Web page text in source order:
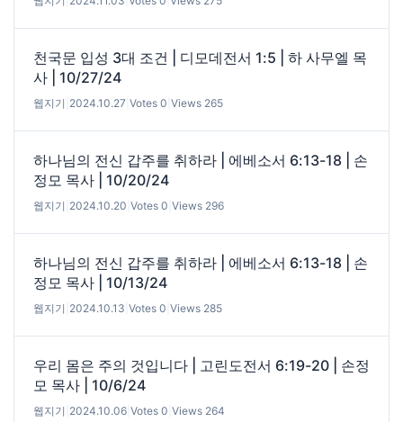
천국문 입성 3대 조건 | 디모데전서 1:5 | 하 사무엘 목
사 | 10/27/24
웹지기 2024.10.27 Votes 0 Views 265
하나님의 전신 갑주를 취하라 | 에베소서 6:13-18 | 손
정모 목사 | 10/20/24
웹지기 2024.10.20 Votes 0 Views 296
하나님의 전신 갑주를 취하라 | 에베소서 6:13-18 | 손
정모 목사 | 10/13/24
웹지기 2024.10.13 Votes 0 Views 285
우리 몸은 주의 것입니다 | 고린도전서 6:19-20 | 손정
모 목사 | 10/6/24
웹지기 2024.10.06 Votes 0 Views 264